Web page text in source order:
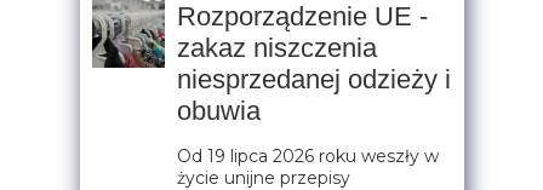
Rozporządzenie UE -
zakaz niszczenia
niesprzedanej odzieży i
obuwia
Od 19 lipca 2026 roku weszły w
życie unijne przepisy